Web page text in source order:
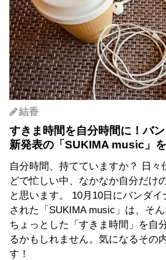
結香
すきま時間を自分時間に！バ
新発表の「SUKIMA music」を
自分時間、持てていますか？ 日々
どで忙しい中、なかなか自分だけ
と思います。 10月10日にバンダ
された「SUKIMA music」は、そ
ちょっとした「すきま時間」を自
るかもしれません。気になるその
す！